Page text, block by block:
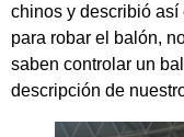
chinos y describió así
para robar el balón,
saben controlar un
descripción de